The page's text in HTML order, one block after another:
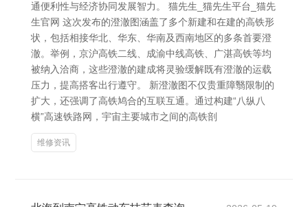
通便利性与经济协同发展智力。 猫先生_猫先生平台_猫先
生官网 这次发布的澄澈图涵盖了多个新建和在建的高铁形
状，包括相接华北、华东、华南及西南地区的多条首要澄
澈。举例，京沪高铁二线、成渝中线高铁、广湛高铁等均
被纳入洽商，这些澄澈的建成将灵验缓解既有澄澈的运载
压力，提高搭客出行遵守。 新澄澈图不仅贵重障翳限制的
扩大，还强调了高铁鸠合的互联互通。通过构建“八纵八
横”高速铁路网，宇宙主要城市之间的高铁剖
维修资讯